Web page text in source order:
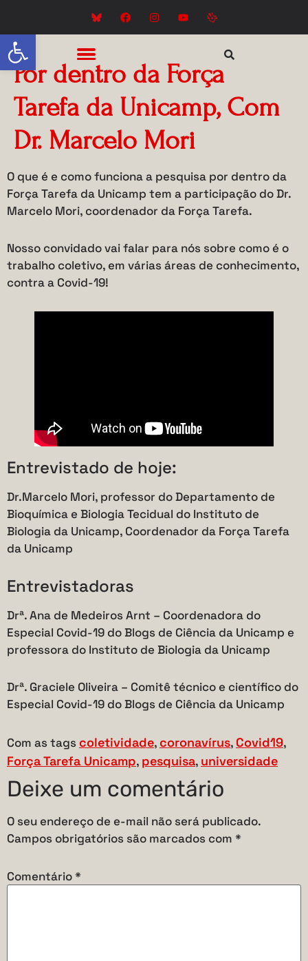
Abrir a barra de ferramentas
Por dentro da Força
Tarefa da Unicamp, Com
Dr. Marcelo Mori
O que é e como funciona a pesquisa por dentro da
Força Tarefa da Unicamp tem a participação do Dr.
Marcelo Mori, coordenador da Força Tarefa.
Nosso convidado vai falar para nós sobre como é o
trabalho coletivo, em várias áreas de conhecimento,
contra a Covid-19!
Entrevistado de hoje:
Dr.Marcelo Mori, professor do Departamento de
Bioquímica e Biologia Tecidual do Instituto de
Biologia da Unicamp, Coordenador da Força Tarefa
da Unicamp
Entrevistadoras
Drª. Ana de Medeiros Arnt – Coordenadora do
Especial Covid-19 do Blogs de Ciência da Unicamp e
professora do Instituto de Biologia da Unicamp
Drª. Graciele Oliveira – Comitê técnico e científico do
Especial Covid-19 do Blogs de Ciência da Unicamp
Com as tags coletividade, coronavírus, Covid19,
Força Tarefa Unicamp, pesquisa, universidade
Deixe um comentário
O seu endereço de e-mail não será publicado.
Campos obrigatórios são marcados com *
Comentário*